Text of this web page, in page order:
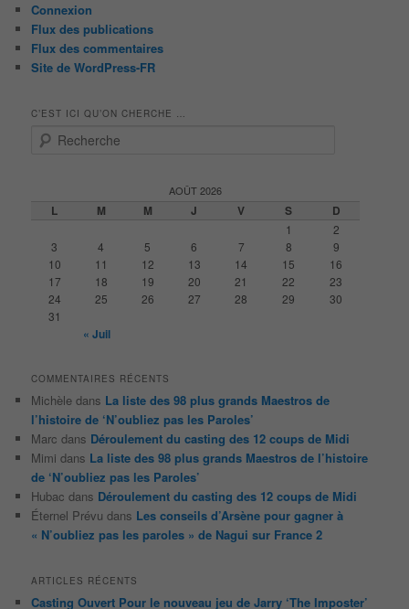
Connexion
Flux des publications
Flux des commentaires
Site de WordPress-FR
C’EST ICI QU’ON CHERCHE …
AOÛT 2026
L M M J V S D
1
2
3
4 5 6 7 8
9
10
11 12 13 14 15
16
17
18 19 20 21 22
23
24
25 26 27 28 29
30
31
« Juil
COMMENTAIRES RÉCENTS
Michèle dans La liste des 98 plus grands Maestros de
l’histoire de ‘N’oubliez pas les Paroles’
Marc dans Déroulement du casting des 12 coups de Midi
Mimi dans La liste des 98 plus grands Maestros de l’histoire
de ‘N’oubliez pas les Paroles’
Hubac dans Déroulement du casting des 12 coups de Midi
Éternel Prévu dans Les conseils d’Arsène pour gagner à
« N’oubliez pas les paroles » de Nagui sur France 2
ARTICLES RÉCENTS
Casting Ouvert Pour le nouveau jeu de Jarry ‘The Imposter’